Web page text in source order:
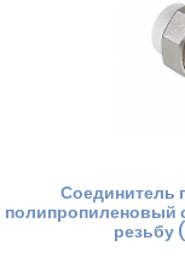
Соединитель
полипропиленовый